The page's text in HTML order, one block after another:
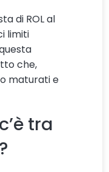
di ROL al
limiti
che,
maturati e
tra